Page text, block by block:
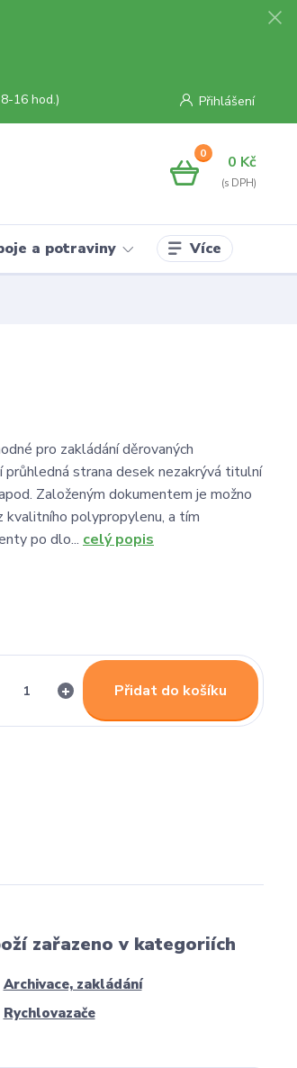
Přihlášení
16 hod.)
0 0 Kč
a potraviny Více
pro zakládání děrovaných
strana desek nezakrývá titulní
Založeným dokumentem je možno
polypropylenu, a tím
po dlo... celý popis
Přidat do košíku
zařazeno v kategoriích
Archivace, zakládání
Rychlovazače